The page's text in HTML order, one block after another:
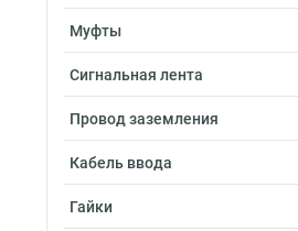
Муфты
Сигнальная лента
Провод заземления
Кабель ввода
Гайки